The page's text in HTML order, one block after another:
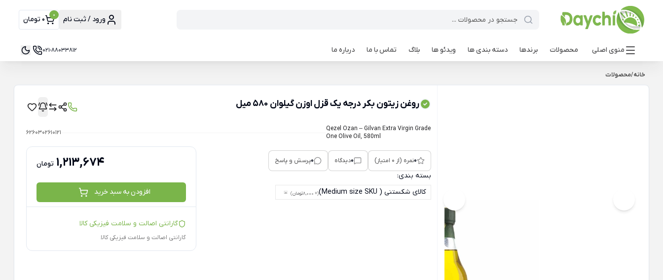
ورود / ثبت نام 0 0 تومان
منوی اصلی محصولات برندها دسته بندی ها ویدئو ها بلاگ تماس با ما درباره ما 021-88033812
خانه/محصولات
روغن زیتون بکر درجه یک قزل اوزن گیلوان 580 میل
Qezel Ozan – Gilvan Extra Virgin Grade
One Olive Oil, 580ml
6260302610121
0نمره (از 0 امتیاز) 0دیدگاه 0پرسش و پاسخ
بسته بندی:
کالای شکستنی ( Medium size SKU)
(+ 8,000 تومان)
1,213,674 تومان
افزودن به سبد خرید
گارانتی اصالت و سلامت فیزیکی کالا
گارانتی اصالت و سلامت فیزیکی کالا